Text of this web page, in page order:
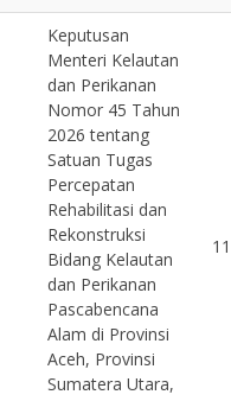
Keputusan
Menteri Kelautan
dan Perikanan
Nomor 45 Tahun
2026 tentang
Satuan Tugas
Percepatan
Rehabilitasi dan
Rekonstruksi
Bidang Kelautan
dan Perikanan
Pascabencana
Alam di Provinsi
Aceh, Provinsi
Sumatera Utara,